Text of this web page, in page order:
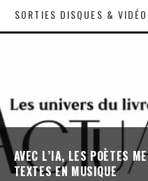
SORTIES DISQUES &
AVEC L’IA, LES POÈTES
TEXTES EN MUSIQUE